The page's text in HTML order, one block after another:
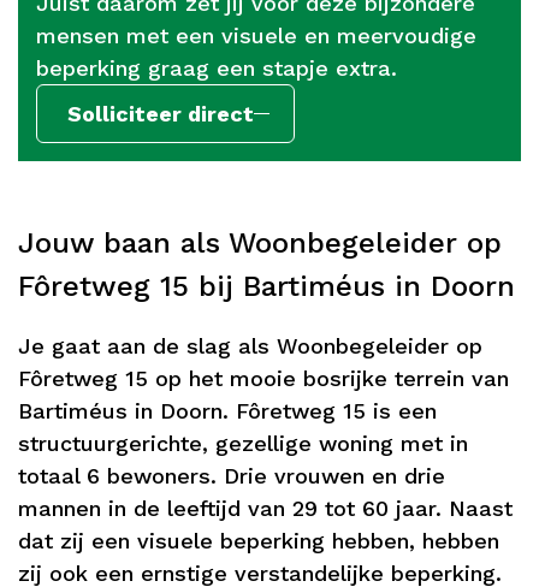
mensen met een visuele en meervoudige
beperking graag een stapje extra.
Solliciteer direct
Jouw baan als Woonbegeleider op
Fôretweg 15 bij Bartiméus in Doorn
Je gaat aan de slag als Woonbegeleider op
Fôretweg 15 op het mooie bosrijke terrein van
Bartiméus in Doorn. Fôretweg 15 is een
structuurgerichte, gezellige woning met in
totaal 6 bewoners. Drie vrouwen en drie
mannen in de leeftijd van 29 tot 60 jaar. Naast
dat zij een visuele beperking hebben, hebben
zij ook een ernstige verstandelijke beperking.